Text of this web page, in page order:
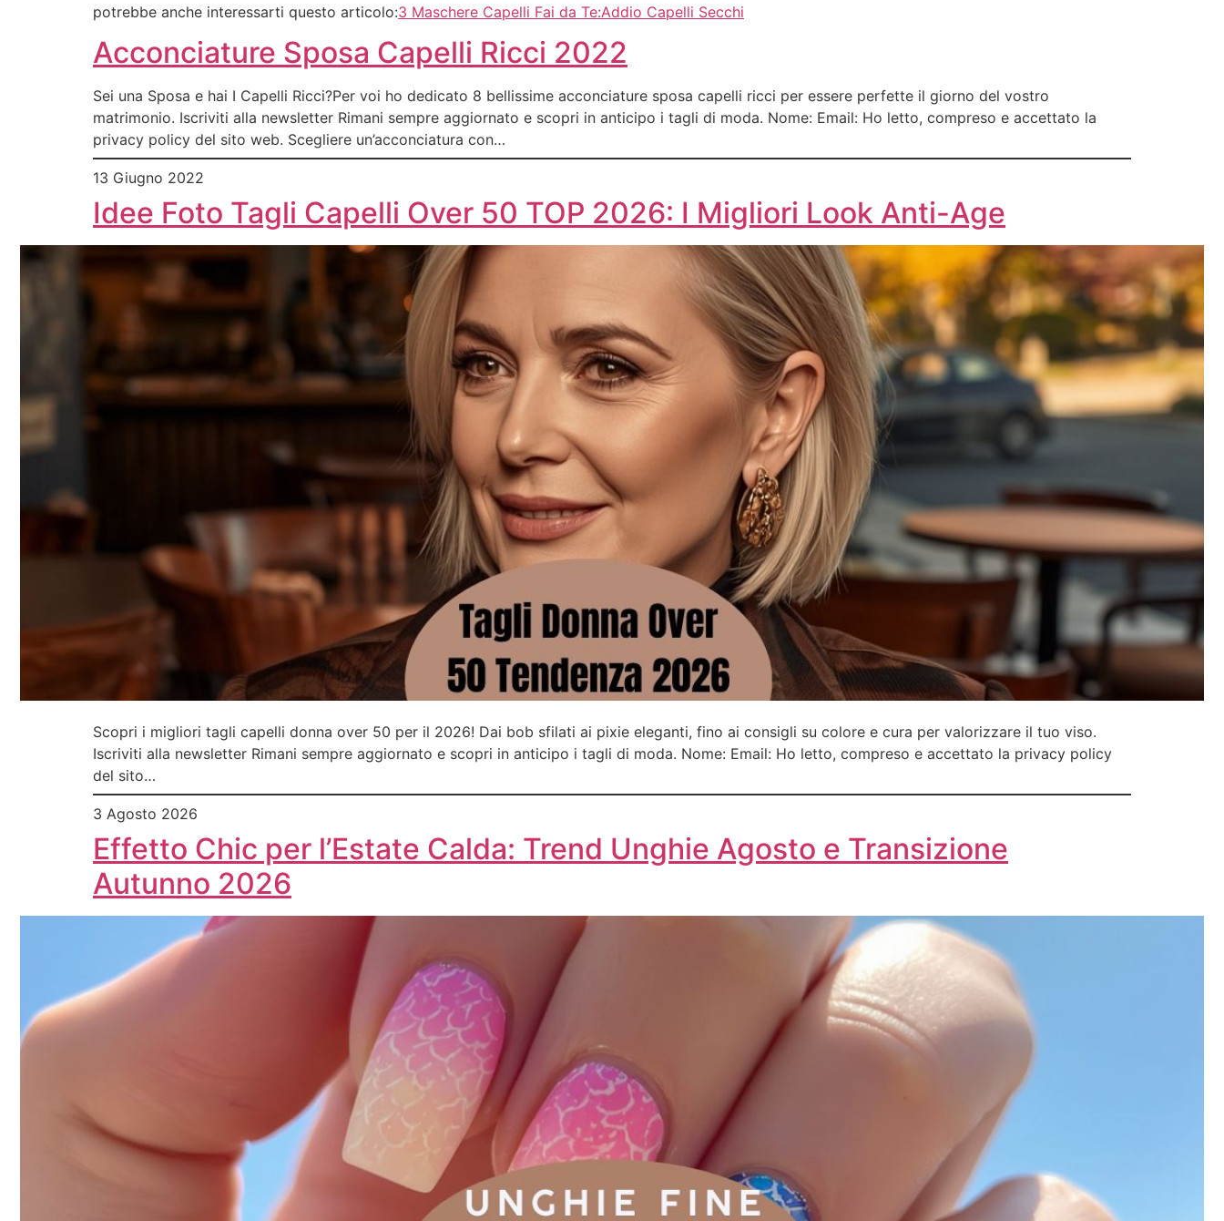
potrebbe anche interessarti questo articolo:3 Maschere Capelli Fai da Te:Addio Capelli Secchi
Acconciature Sposa Capelli Ricci 2022
Sei una Sposa e hai I Capelli Ricci?Per voi ho dedicato 8 bellissime acconciature sposa capelli ricci per essere perfette il giorno del vostro
matrimonio. Iscriviti alla newsletter Rimani sempre aggiornato e scopri in anticipo i tagli di moda. Nome: Email: Ho letto, compreso e accettato la
privacy policy del sito web. Scegliere un’acconciatura con…
13 Giugno 2022
Idee Foto Tagli Capelli Over 50 TOP 2026: I Migliori Look Anti-Age
Scopri i migliori tagli capelli donna over 50 per il 2026! Dai bob sfilati ai pixie eleganti, fino ai consigli su colore e cura per valorizzare il tuo viso.
Iscriviti alla newsletter Rimani sempre aggiornato e scopri in anticipo i tagli di moda. Nome: Email: Ho letto, compreso e accettato la privacy policy
del sito…
3 Agosto 2026
Effetto Chic per l’Estate Calda: Trend Unghie Agosto e Transizione
Autunno 2026